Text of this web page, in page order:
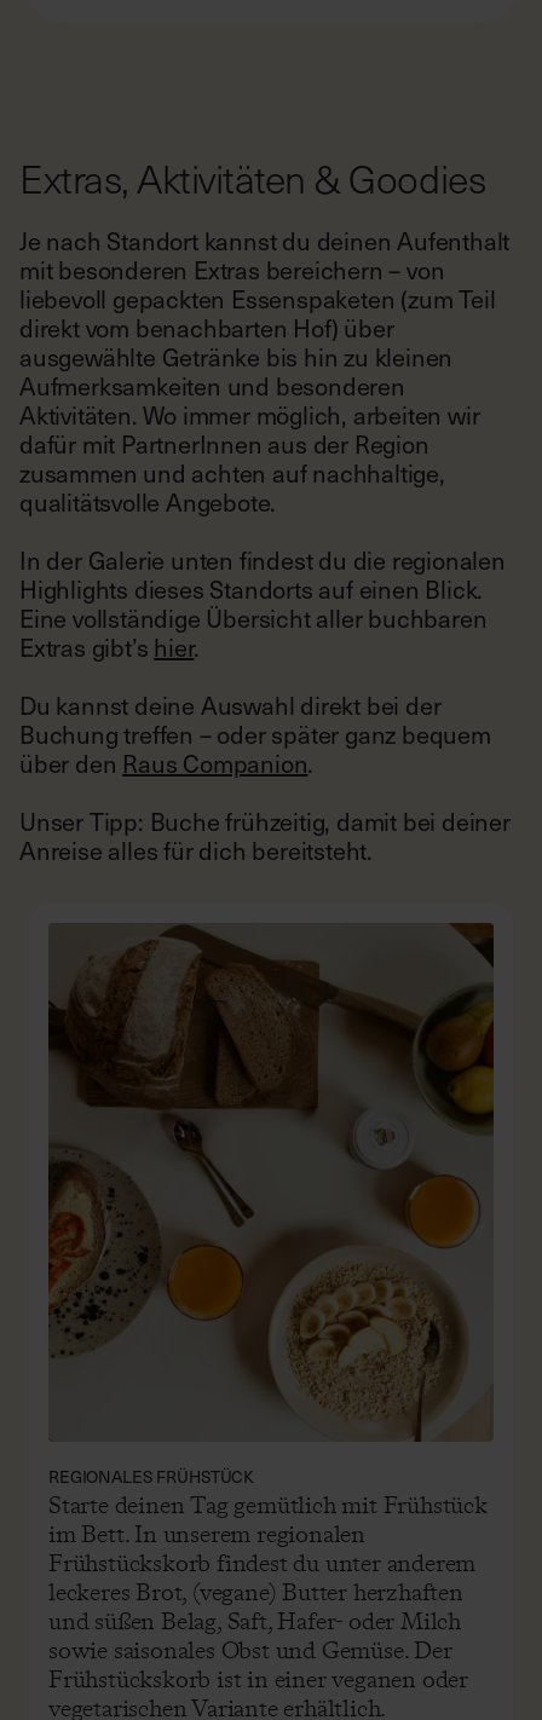
Im Sommer wiederum kann es in unseren Cabins
unter Umständen auch sehr warm werden. Wenn du
eine Übersicht unsererCabins an schattigenOrten.
Weitere Informationen zu den jeweiligen Jahreszeiten
in unseren Cabins findest du auf unserer Seite „Dein
Aufenthalt”.
Je nach Standort kannst du deinen Aufenthalt
liebevoll gepackten Essenspaketen (zum Teil
direkt vom benachbarten Hof) über
ausgewählte Getränke bis hin zu kleinen
Aufmerksamkeiten und besonderen
Aktivitäten. Wo immer möglich, arbeiten wir
dafür mit PartnerInnen aus der Region
zusammen und achten auf nachhaltige,
qualitätsvolle Angebote.
In der Galerie unten findest du die regionalen
Eine vollständige Übersicht aller buchbaren
Extras gibt’shier.
Du kannst deine Auswahl direkt bei der
über denRaus Companion.
Unser Tipp: Buche frühzeitig, damit bei deiner
Starte deinen Tag gemütlich mit Frühstück
im Bett. In unserem regionalen
Frühstückskorb findest du unter anderem
leckeres Brot, (vegane) Butter herzhaften
und süßen Belag, Saft, Hafer- oder Milch
sowie saisonales Obst und Gemüse. Der
Frühstückskorb ist in einer veganen oder
vegetarischen Variante erhältlich.